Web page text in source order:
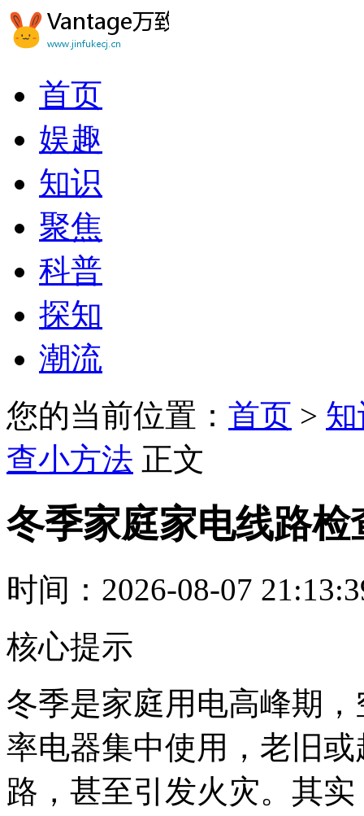
首页
娱趣
知识
聚焦
科普
探知
潮流
您的当前位置： 首页 >
查小方法 正文
冬季家庭家电线路检
时间：2026-08-07
核心提示
冬季是家庭用电高峰期
率电器集中使用，老旧
路，甚至引发火灾。其